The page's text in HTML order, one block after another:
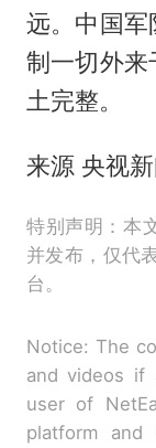
远。中国军
制一切外来
土完整。
来源 央视
特别声明：本
并发布，仅代
台。
Notice: The
and videos if
user of
platform and